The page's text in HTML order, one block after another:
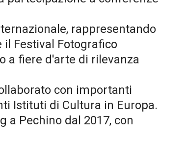
rappresentando
Festival Fotografico
a fiere d'arte di rilevanza
con importanti
Istituti di Cultura in Europa.
a Pechino dal 2017, con